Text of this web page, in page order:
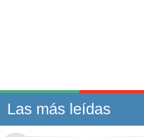
Las más leídas